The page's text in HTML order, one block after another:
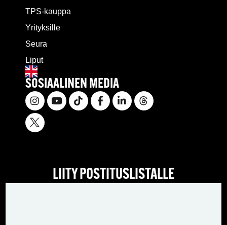
TPS-kauppa
Yrityksille
Seura
Liput
SOSIAALINEN MEDIA
LIITY POSTITUSLISTALLE